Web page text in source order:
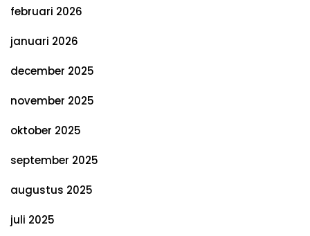
februari 2026
januari 2026
december 2025
november 2025
oktober 2025
september 2025
augustus 2025
juli 2025